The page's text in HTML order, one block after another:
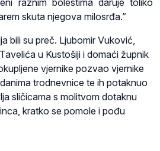
raznim bolestima daruje toliko
skuta njegova milosrđa.”
bili su preč. Ljubomir Vuković,
u Kustošiji i domaći župnik
vjernike pozvao vjernike
trodnevnice te ih potaknuo
sličicama s molitvom dotaknu
kratko se pomole i pođu